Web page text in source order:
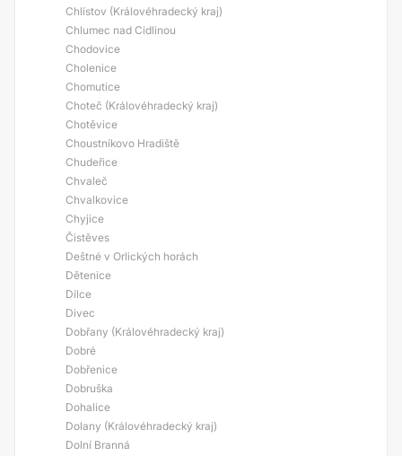
Chlístov (Královéhradecký kraj)
Chlumec nad Cidlinou
Chodovice
Cholenice
Chomutice
Choteč (Královéhradecký kraj)
Chotěvice
Choustníkovo Hradiště
Chudeřice
Chvaleč
Chvalkovice
Chyjice
Čistěves
Deštné v Orlických horách
Dětenice
Dílce
Divec
Dobřany (Královéhradecký kraj)
Dobré
Dobřenice
Dobruška
Dohalice
Dolany (Královéhradecký kraj)
Dolní Branná